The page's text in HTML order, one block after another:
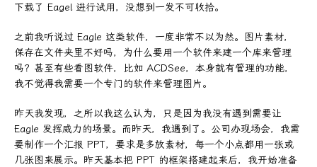
下载了 Eagel 进行试用，没想到一发不可收拾。
之前我听说过 Eagle 这类软件，一度非常不以为然。图片素材，
保存在文件夹里不好吗，为什么要用一个软件来建一个库来管理
吗？甚至有些看图软件，比如 ACDSee，本身就有管理的功能，
我不觉得我需要一个专门的软件来管理图片。
昨天我发现，之所以我这么认为，只是因为我没有遇到需要让
Eagle 发挥威力的场景。而昨天，我遇到了。公司办现场会，我需
要制作一个汇报 PPT，要求是多放素材，每一个小点都用一张或
几张图来展示。昨天基本把 PPT 的框架搭建起来后，我开始准备